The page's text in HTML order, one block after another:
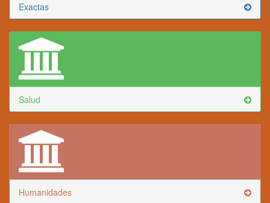
Exactas
Salud
Humanidades